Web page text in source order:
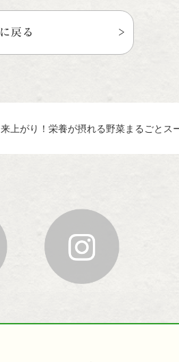
戻る
上がり！栄養が摂れる野菜まるごとス